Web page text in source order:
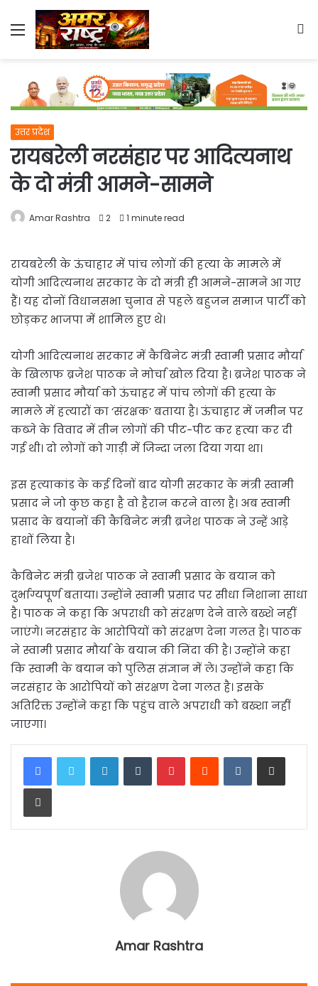
Menu
उत्तर प्रदेश
रायबरेली नरसंहार पर आदित्यनाथ
के दो मंत्री आमने-सामने
Amar Rashtra 2 1 minute read
रायबरेली के ऊंचाहार में पांच लोगों की हत्या के मामले में
योगी आदित्यनाथ सरकार के दो मंत्री ही आमने-सामने आ गए
हैं। यह दोनों विधानसभा चुनाव से पहले बहुजन समाज पार्टी को
छोड़कर भाजपा में शामिल हुए थे।
योगी आदित्यनाथ सरकार में कैबिनेट मंत्री स्वामी प्रसाद मौर्या
के खिलाफ ब्रजेश पाठक ने मोर्चा खोल दिया है। ब्रजेश पाठक ने
स्वामी प्रसाद मौर्या को ऊंचाहर में पांच लोगों की हत्या के
मामले में हत्यारों का ‘संरक्षक’ बताया है। ऊंचाहार में जमीन पर
कब्जे के विवाद में तीन लोगों की पीट-पीट कर हत्या कर दी
गई थी। दो लोगों को गाड़ी में जिन्दा जला दिया गया था।
इस हत्याकांड के कई दिनों बाद योगी सरकार के मंत्री स्वामी
प्रसाद ने जो कुछ कहा है वो हैरान करने वाला है। अब स्वामी
प्रसाद के बयानों की कैबिनेट मंत्री ब्रजेश पाठक ने उन्हें आड़े
हाथों लिया है।
कैबिनेट मंत्री ब्रजेश पाठक ने स्वामी प्रसाद के बयान को
दुर्भाग्यपूर्ण बताया। उन्होंने स्वामी प्रसाद पर सीधा निशाना साधा
है। पाठक ने कहा कि अपराधी को संरक्षण देने वाले बख्शे नहीं
जाएंगे। नरसंहार के आरोपियों को संरक्षण देना गलत है। पाठक
ने स्वामी प्रसाद मौर्या के बयान की निंदा की है। उन्होंने कहा
कि स्वामी के बयान को पुलिस संज्ञान में ले। उन्होंने कहा कि
नरसंहार के आरोपियों को संरक्षण देना गलत है। इसके
अतिरिक्त उन्होंने कहा कि पहुंच वाले अपराधी को बख्शा नहीं
जाएगा।
LinkedInTumblrPinterestReddit VKontakteShare via Email
Print
Amar Rashtra